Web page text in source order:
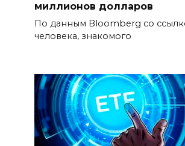
миллионов долларов
По данным Bloomberg со
человека, знакомого